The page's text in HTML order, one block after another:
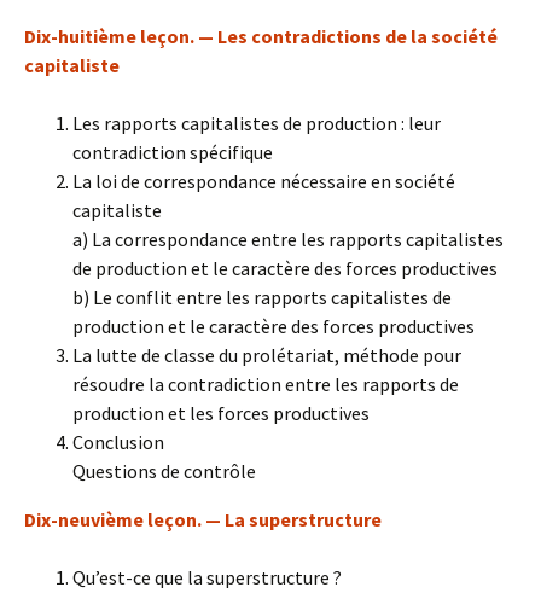
Dix-huitième leçon. — Les contradictions de la société
capitaliste
Les rapports capitalistes de production : leur
contradiction spécifique
La loi de correspondance nécessaire en société
capitaliste
a) La correspondance entre les rapports capitalistes
de production et le caractère des forces productives
b) Le conflit entre les rapports capitalistes de
production et le caractère des forces productives
La lutte de classe du prolétariat, méthode pour
résoudre la contradiction entre les rapports de
production et les forces productives
Conclusion
Questions de contrôle
Dix-neuvième leçon. — La superstructure
Qu’est-ce que la superstructure ?